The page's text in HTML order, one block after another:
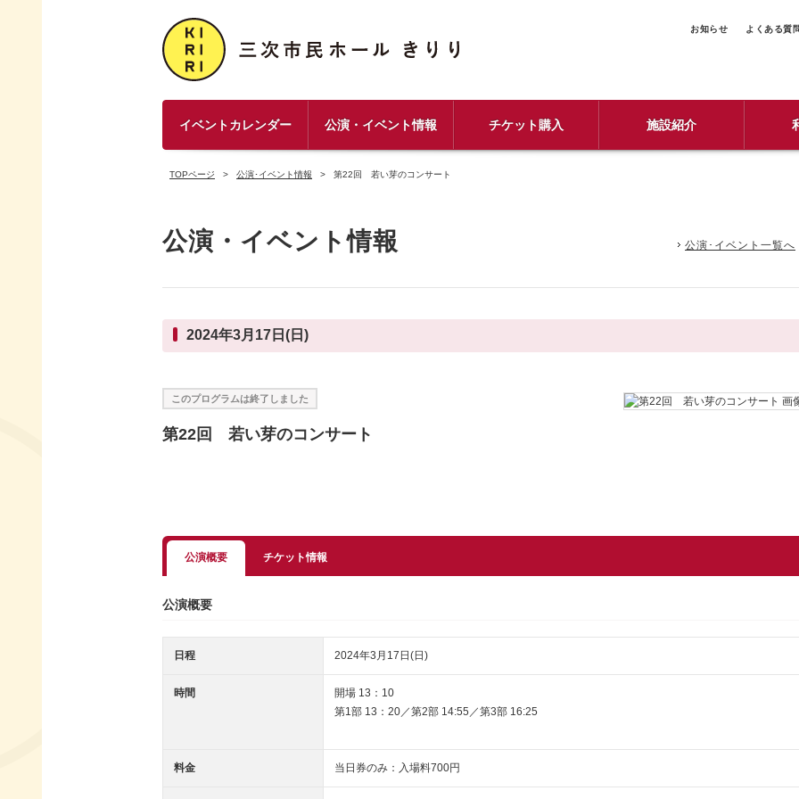
お知らせ よくある質
イベントカレンダー 公演・イベント情報 チケット購入 施設紹介
TOPページ 公演･イベント情報 第22回 若い芽のコンサート
公演・イベント情報 公演･イベント一覧へ
2024年3月17日(日)
このプログラムは終了しました
第22回 若い芽のコンサート
公演概要 チケット情報
公演概要
日程 2024年3月17日(日)
時間
開場 13：10
第1部 13：20／第2部 14:55／第3部 16:25
料金 当日券のみ：入場料700円